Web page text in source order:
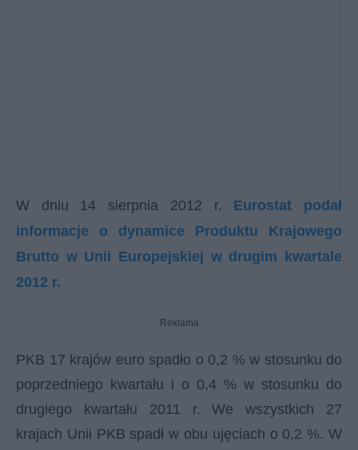
W dniu 14 sierpnia 2012 r.
Eurostat podał
informacje o dynamice Produktu Krajowego
Brutto w Unii Europejskiej w drugim kwartale
2012 r.
Reklama
PKB 17 krajów euro spadło o 0,2 % w stosunku do
poprzedniego kwartału i o 0,4 % w stosunku do
drugiego kwartału 2011 r. We wszystkich 27
krajach Unii PKB spadł w obu ujęciach o 0,2 %. W